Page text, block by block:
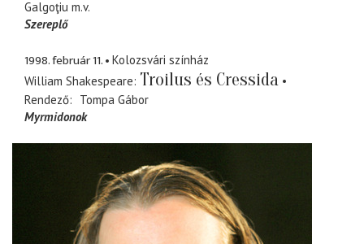
Galgoţiu m.v.
Szereplő
1998. február 11.
Kolozsvári színház
William Shakespeare Troilus és Cressida
Rendező
Tompa Gábor
Myrmidonok